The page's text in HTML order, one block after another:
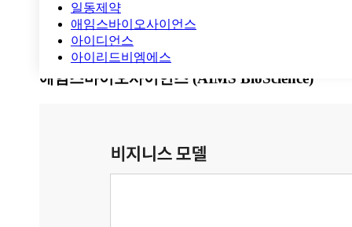
일동제약
애임스바이오사이언스
아이디언스
아이리드비엠에스
애임스바이오사이언스 (AIMS BioScience)